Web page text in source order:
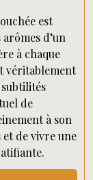
est
d’un
à chaque
véritablement
subtilités
de
à son
et de vivre une